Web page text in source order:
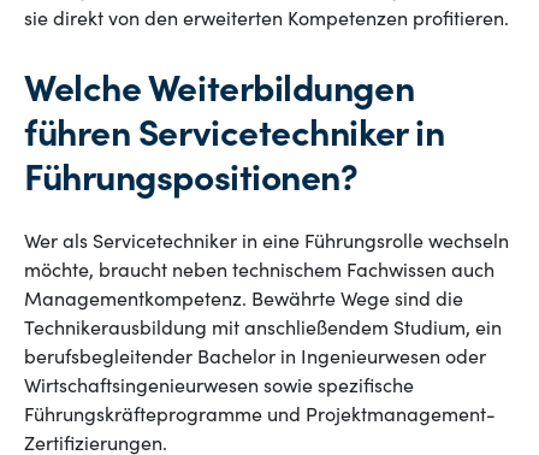
sie direkt von den erweiterten Kompetenzen profitieren.
Welche Weiterbildungen
führen Servicetechniker in
Führungspositionen?
Wer als Servicetechniker in eine Führungsrolle wechseln
möchte, braucht neben technischem Fachwissen auch
Managementkompetenz. Bewährte Wege sind die
Technikerausbildung mit anschließendem Studium, ein
berufsbegleitender Bachelor in Ingenieurwesen oder
Wirtschaftsingenieurwesen sowie spezifische
Führungskräfteprogramme und Projektmanagement-
Zertifizierungen.